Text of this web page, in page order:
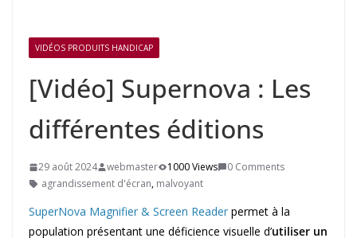
VIDÉOS PRODUITS HANDICAP
[Vidéo] Supernova : Les
différentes éditions
29 août 2024 webmaster 1000 Views
0 Comments
agrandissement d'écran, malvoyant
SuperNova Magnifier & Screen Reader permet à la
population présentant une déficience visuelle d’utiliser un